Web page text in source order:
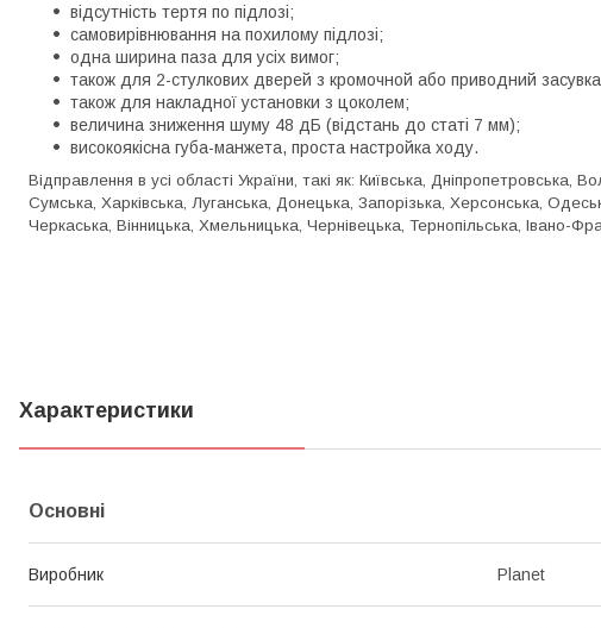
відсутність тертя по підлозі;
самовирівнювання на похилому підлозі;
одна ширина паза для усіх вимог;
також для 2-стулкових дверей з кромочной або приводний
також для накладної установки з цоколем;
величина зниження шуму 48 дБ (відстань до статі 7 мм);
високоякісна губа-манжета, проста настройка ходу.
Відправлення в усі області України, такі як: Київська, Дніпропетровська,
Сумська, Харківська, Луганська, Донецька, Запорізька, Херсонська,
Черкаська, Вінницька, Хмельницька, Чернівецька, Тернопільська, Івано-
Характеристики
Основні
Виробник Planet